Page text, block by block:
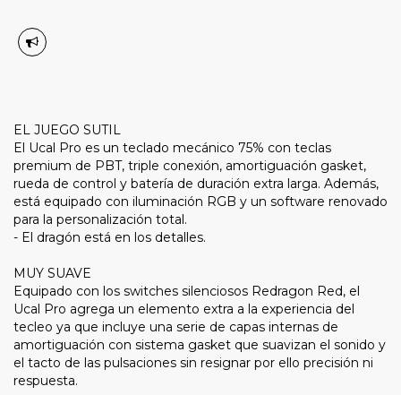
EL JUEGO SUTIL
El Ucal Pro es un teclado mecánico 75% con teclas
premium de PBT, triple conexión, amortiguación gasket,
rueda de control y batería de duración extra larga. Además,
está equipado con iluminación RGB y un software renovado
para la personalización total.
- El dragón está en los detalles.
MUY SUAVE
Equipado con los switches silenciosos Redragon Red, el
Ucal Pro agrega un elemento extra a la experiencia del
tecleo ya que incluye una serie de capas internas de
amortiguación con sistema gasket que suavizan el sonido y
el tacto de las pulsaciones sin resignar por ello precisión ni
respuesta.